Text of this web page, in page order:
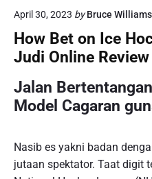
April 30, 2023 by Bruce Williams
How Bet on Ice
Judi Online Review
Jalan
Model Cagaran
Nasib es yakni badan
jutaan spektator. Taat digit